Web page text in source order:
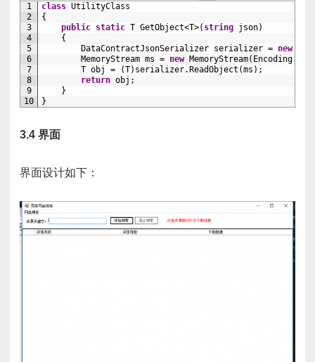
1
2
3
4
5
6
7
8
9
10
class UtilityClass
{
public static T GetObject<T>( string json)
{
DataContractJsonSerializer serializer = new
MemoryStream ms = new MemoryStream( Encoding.
T obj = (T) serializer.ReadObject (ms ) ;
return obj ;
}
}
3.4 界面
界面设计如下：